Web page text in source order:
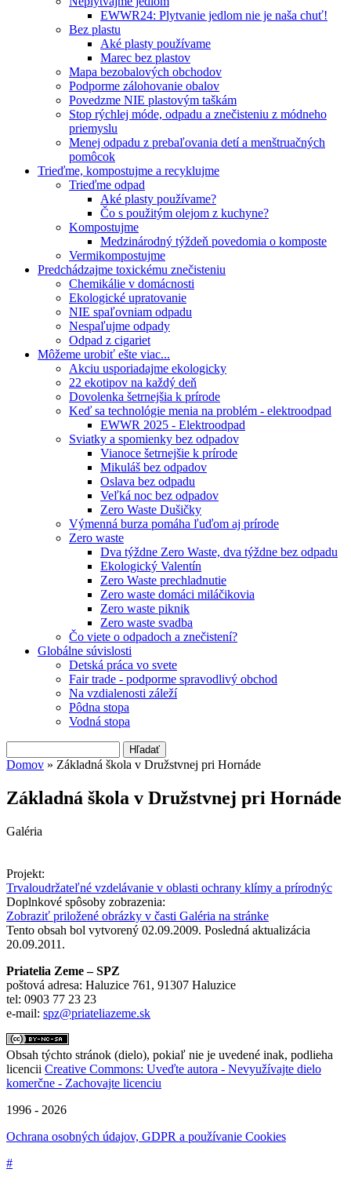
EWWR24: Plytvanie jedlom nie je naša chuť!
Bez plastu
Aké plasty používame
Marec bez plastov
Mapa bezobalových obchodov
Podporme zálohovanie obalov
Povedzme NIE plastovým taškám
Stop rýchlej móde, odpadu a znečisteniu z módneho
priemyslu
Menej odpadu z prebaľovania detí a menštruačných
pomôcok
Trieďme, kompostujme a recyklujme
Trieďme odpad
Aké plasty používame?
Čo s použitým olejom z kuchyne?
Kompostujme
Medzinárodný týždeň povedomia o komposte
Vermikompostujme
Predchádzajme toxickému znečisteniu
Chemikálie v domácnosti
Ekologické upratovanie
NIE spaľovniam odpadu
Nespaľujme odpady
Odpad z cigariet
Môžeme urobiť ešte viac...
Akciu usporiadajme ekologicky
22 ekotipov na každý deň
Dovolenka šetrnejšia k prírode
Keď sa technológie menia na problém - elektroodpad
EWWR 2025 - Elektroodpad
Sviatky a spomienky bez odpadov
Vianoce šetrnejšie k prírode
Mikuláš bez odpadov
Oslava bez odpadu
Veľká noc bez odpadov
Zero Waste Dušičky
Výmenná burza pomáha ľuďom aj prírode
Zero waste
Dva týždne Zero Waste, dva týždne bez odpadu
Ekologický Valentín
Zero Waste prechladnutie
Zero waste domáci miláčikovia
Zero waste piknik
Zero waste svadba
Čo viete o odpadoch a znečistení?
Globálne súvislosti
Detská práca vo svete
Fair trade - podporme spravodlivý obchod
Na vzdialenosti záleží
Pôdna stopa
Vodná stopa
Vyhľadávanie
Domov » Základná škola v Družstvnej pri Hornáde
Základná škola v Družstvnej pri Hornáde
Galéria
Projekt:
Trvaloudržateľné vzdelávanie v oblasti ochrany klímy a prírodnýc
Doplnkové spôsoby zobrazenia:
Zobraziť priložené obrázky v časti Galéria na stránke
Tento obsah bol vytvorený 02.09.2009. Posledná aktualizácia
20.09.2011.
Priatelia Zeme – SPZ
poštová adresa: Haluzice 761, 91307 Haluzice
tel: 0903 77 23 23
e-mail: spz@priateliazeme.sk
Obsah týchto stránok (dielo), pokiaľ nie je uvedené inak, podlieha
licencii Creative Commons: Uveďte autora - Nevyužívajte dielo
komerčne - Zachovajte licenciu
1996 - 2026
Ochrana osobných údajov, GDPR a používanie Cookies
#